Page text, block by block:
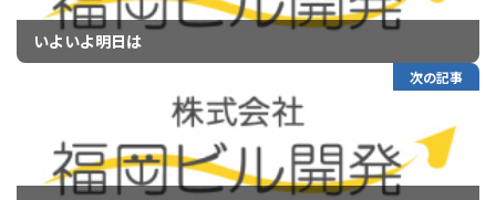
いよいよ明日は
次の記事